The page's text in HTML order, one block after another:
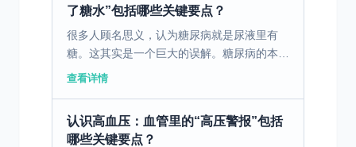
了糖水”包括哪些关键要点？
很多人顾名思义，认为糖尿病就是尿液里有
糖。这其实是一个巨大的误解。糖尿病的本
质，是一场发生在血液里的危机。 您可以想
查看详情
认识高血压：血管里的“高压警报”包括
哪些关键要点？